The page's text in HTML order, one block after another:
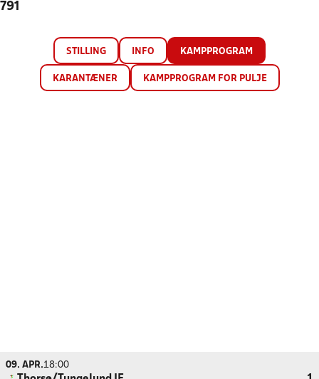
791
STILLING INFO KAMPPROGRAM
KARANTÆNER KAMPPROGRAM FOR PULJE
09. APR.18:00